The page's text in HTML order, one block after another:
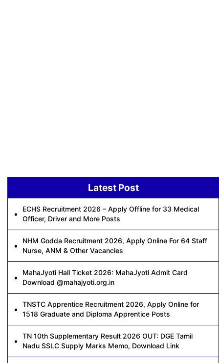
Latest Post
ECHS Recruitment 2026 – Apply Offline for 33 Medical
Officer, Driver and More Posts
NHM Godda Recruitment 2026, Apply Online For 64 Staff
Nurse, ANM & Other Vacancies
MahaJyoti Hall Ticket 2026: MahaJyoti Admit Card
Download @mahajyoti.org.in
TNSTC Apprentice Recruitment 2026, Apply Online for
1518 Graduate and Diploma Apprentice Posts
TN 10th Supplementary Result 2026 OUT: DGE Tamil
Nadu SSLC Supply Marks Memo, Download Link